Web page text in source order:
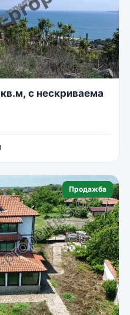
с нескриваема
Продажба